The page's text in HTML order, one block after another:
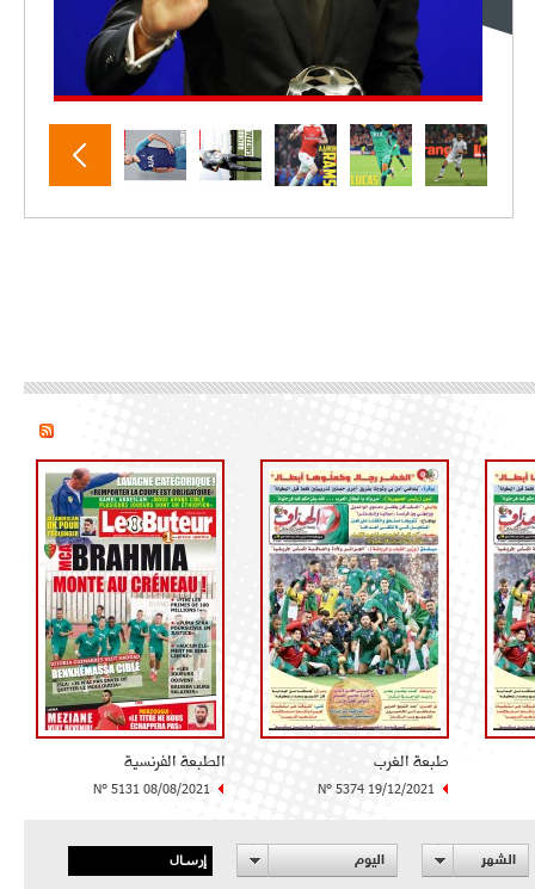
طبعة الغرب
N° 5374 19/12/2021
الطبعة الفرنسية
N° 5131 08/08/2021
الشهر اليوم إرسال